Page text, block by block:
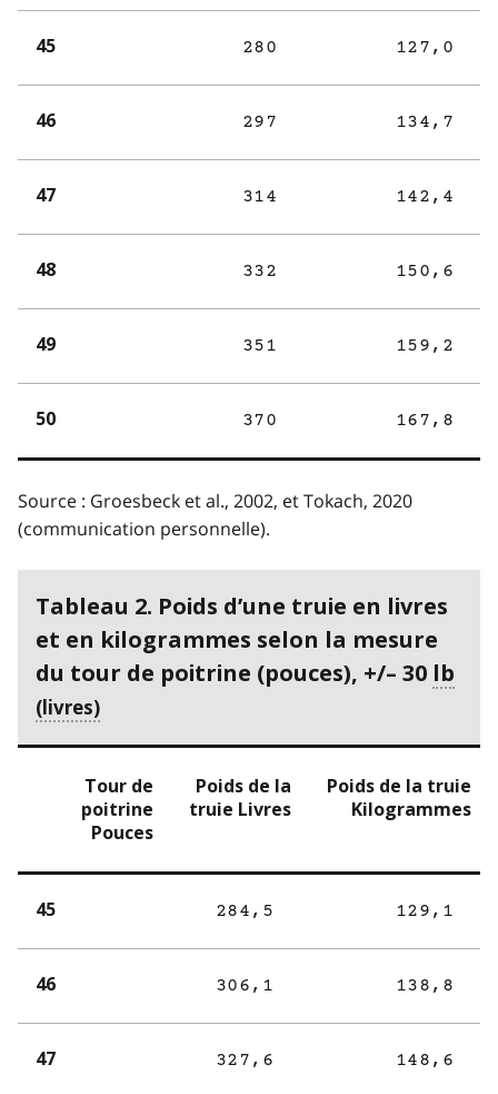
45 280 127,0
46 297 134,7
47 314 142,4
48 332 150,6
49 351 159,2
50 370 167,8
Source : Groesbeck et al., 2002, et Tokach, 2020
(communication personnelle).
Tableau 2. Poids d’une truie en livres
et en kilogrammes selon la mesure
du tour de poitrine (pouces), +/– 30 lb
Tour de
poitrine
Pouces
Poids de la
truie Livres
Poids de la truie
Kilogrammes
45 284,5 129,1
46 306,1 138,8
47 327,6 148,6